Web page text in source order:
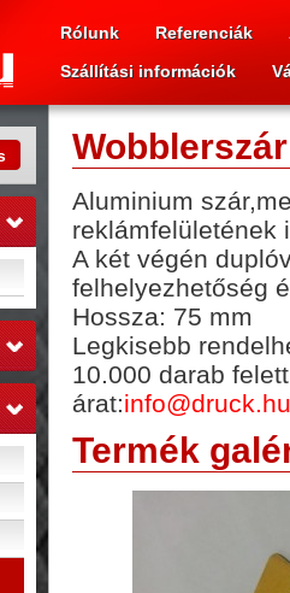
Rólunk Referenciák
Szállítási információk
»
»
»
Aluminium
reklámfelületének
A két végén
felhelyezhetőség
Hossza: 75 mm
Legkisebb
10.000 darab
árat:info@druck.hu
Termék